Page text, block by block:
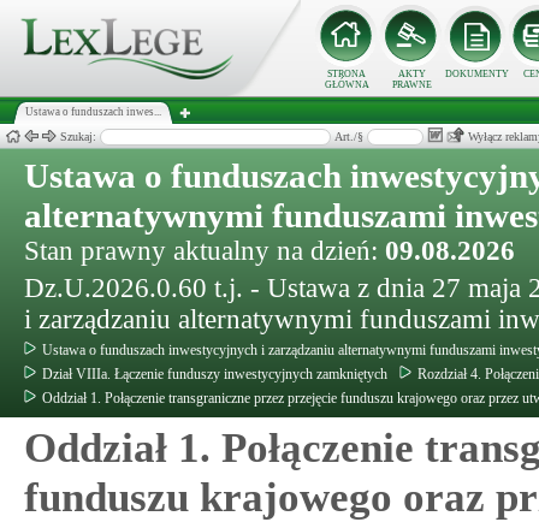
STRONA
GŁÓWNA
AKTY
PRAWNE
DOKUMENTY
Ustawa o funduszach inwes...
Szukaj: Art./§ Wyłącz
Ustawa o funduszach
alternatywnymi funduszami
Stan prawny aktualny na dzień: 09.08.2026
Dz.U.2026.0.60 t.j. - Ustawa z dnia 27 maja
i zarządzaniu alternatywnymi funduszami
Ustawa o funduszach inwestycyjnych i zarządzaniu alternatywnymi funduszami
Dział VIIIa. Łączenie funduszy inwestycyjnych zamkniętych
Rozdział 4.
Oddział 1. Połączenie transgraniczne przez przejęcie funduszu krajowego oraz przez
Oddział 1. Połączenie
funduszu krajowego oraz